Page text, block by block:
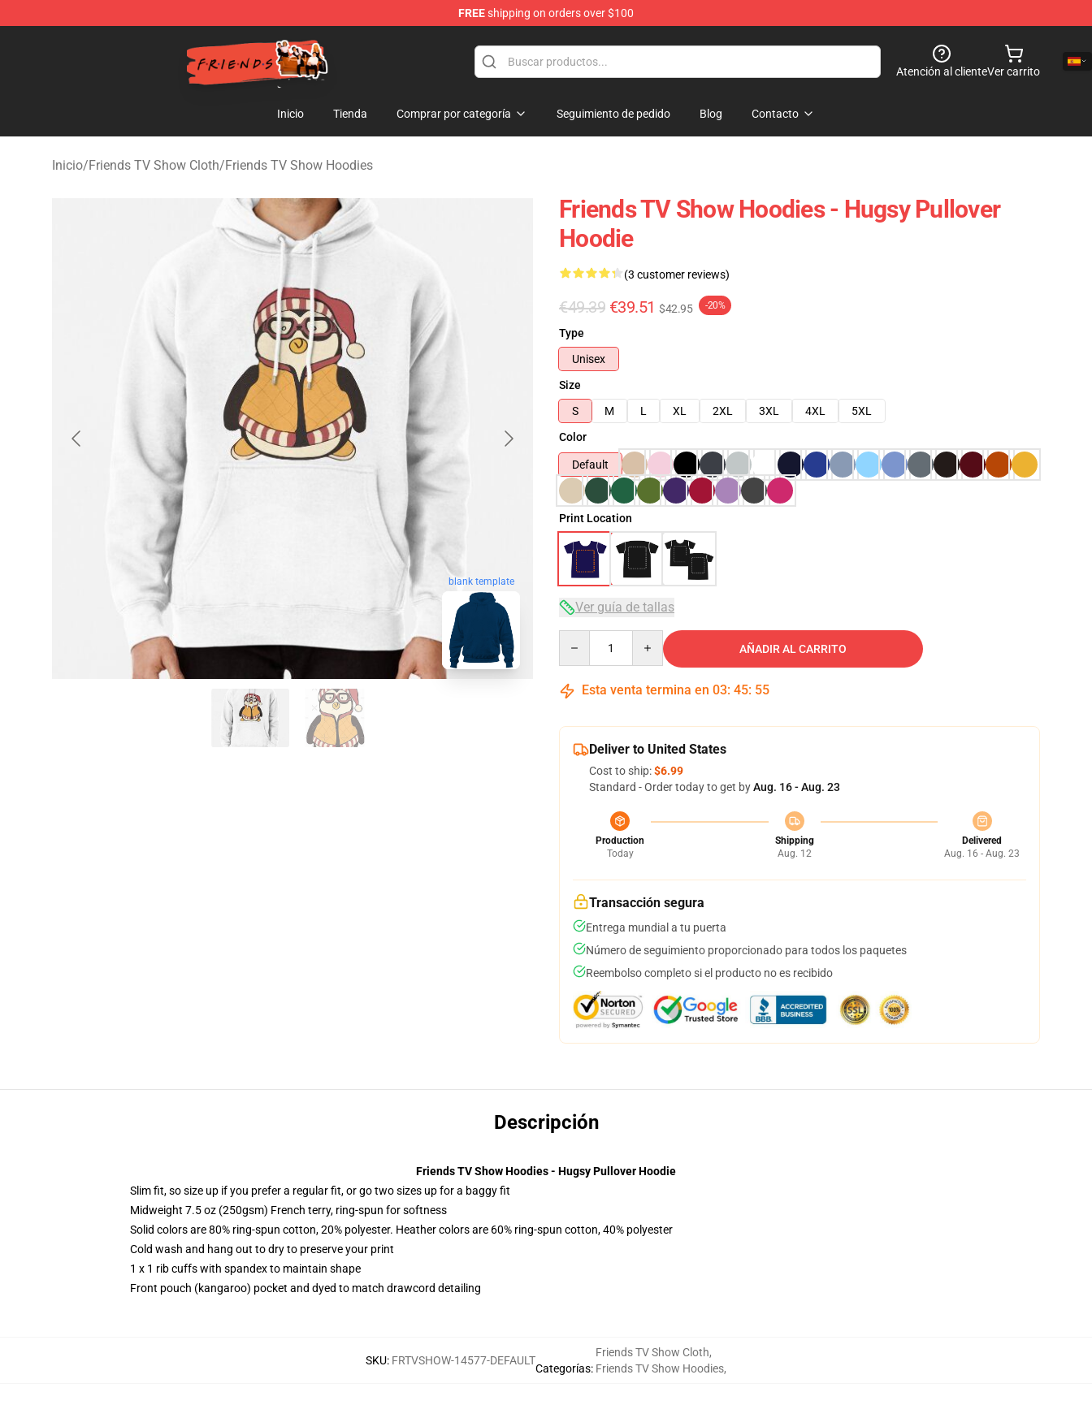
FREEshipping on orders over $100
Friends Store - Official Friends Merchandise Shop
Atención al clienteVer carrito
Inicio Tienda Comprar por categoría Seguimiento de pedido Blog Contacto
Inicio/Friends TV Show Cloth/Friends TV Show Hoodies
blank template
Friends TV Show Hoodies - Hugsy Pullover
Hoodie
(3 customer reviews)
€49.39 €39.51 $42.95 -20%
Type
Unisex
Size
S
M L XL 2XL 3XL 4XL
5XL
Color
Default
Print Location
Ver guía de tallas
AÑADIR AL CARRITO
Esta venta termina en 03: 45: 54
Deliver to United States
Cost to ship:$6.99
Standard - Order today to get byAug. 16 - Aug. 23
Production
Today
Shipping
Aug. 12
Delivered
Aug. 16 - Aug. 23
Transacción segura
Entrega mundial a tu puerta
Número de seguimiento proporcionado para todos los paquetes
Reembolso completo si el producto no es recibido
Descripción
Friends TV Show Hoodies - Hugsy Pullover Hoodie
Slim fit, so size up if you prefer a regular fit, or go two sizes up for a baggy fit
Midweight 7.5 oz (250gsm) French terry, ring-spun for softness
Solid colors are 80% ring-spun cotton, 20% polyester. Heather colors are 60% ring-spun cotton, 40% polyester
Cold wash and hang out to dry to preserve your print
1 x 1 rib cuffs with spandex to maintain shape
Front pouch (kangaroo) pocket and dyed to match drawcord detailing
SKU: FRTVSHOW-14577-DEFAULT
Categorías:
Friends TV Show Cloth,
Friends TV Show Hoodies,